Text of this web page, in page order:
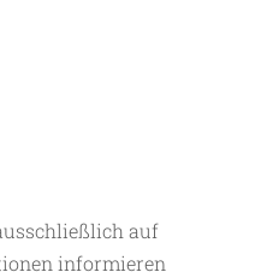
auf
informieren